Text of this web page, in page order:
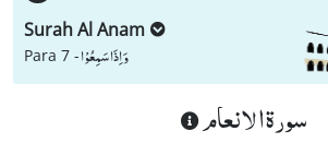
Surah Al Anam
Para 7 -وَ اِذَا سَمِعُوْا
سورة الانعام